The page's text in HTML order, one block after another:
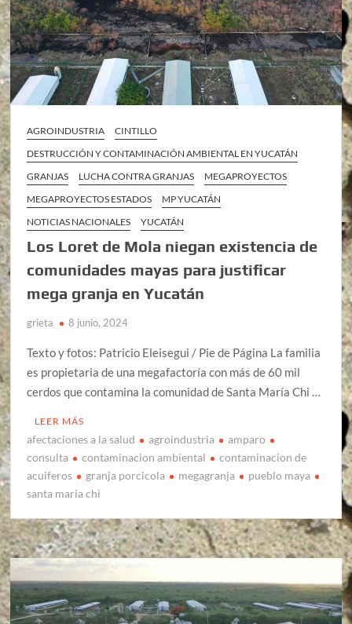
AGROINDUSTRIA
CINTILLO
DESTRUCCIÓN Y CONTAMINACIÓN AMBIENTAL EN YUCATÁN
GRANJAS
LUCHA CONTRA GRANJAS
MEGAPROYECTOS
MEGAPROYECTOS ESTADOS
MP YUCATÁN
NOTICIAS NACIONALES
YUCATÁN
Los Loret de Mola niegan existencia de
comunidades mayas para justificar
mega granja en Yucatán
grieta 8 junio, 2024
Texto y fotos: Patricio Eleisegui / Pie de Página La familia
es propietaria de una megafactoría con más de 60 mil
cerdos que contamina la comunidad de Santa María Chi …
LEER MÁS
afectaciones a la salud agroindustria
amparo
consulta
contaminacion ambiental
contaminacion de
acuiferos
granja porcicola megagranja
pueblo maya
santa maria chi